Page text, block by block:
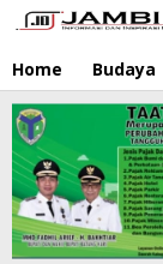
Lewati
ke
konten
Home Budaya